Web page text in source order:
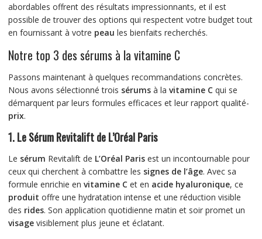
abordables offrent des résultats impressionnants, et il est
possible de trouver des options qui respectent votre budget tout
en fournissant à votre peau les bienfaits recherchés.
Notre top 3 des sérums à la vitamine C
Passons maintenant à quelques recommandations concrètes.
Nous avons sélectionné trois sérumsà la vitamine Cqui se
démarquent par leurs formules efficaces et leur rapport qualité-
prix.
1. Le Sérum Revitalift de L’Oréal Paris
Le sérum Revitalift de L’Oréal Parisest un incontournable pour
ceux qui cherchent à combattre les signes de l’âge. Avec sa
formule enrichie en vitamine Cet en acide hyaluronique, ce
produit offre une hydratation intense et une réduction visible
des rides. Son application quotidienne matin et soir promet un
visagevisiblement plus jeune et éclatant.